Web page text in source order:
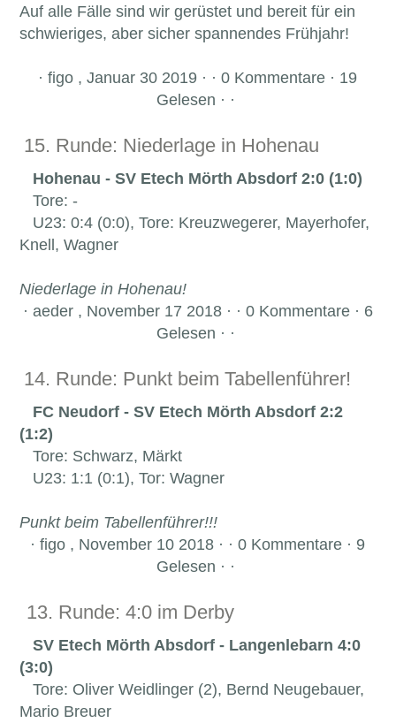
Auf alle Fälle sind wir gerüstet und bereit für ein
schwieriges, aber sicher spannendes Frühjahr!
· figo , Januar 30 2019 · · 0 Kommentare · 19
Gelesen · ·
15. Runde: Niederlage in Hohenau
Hohenau - SV Etech Mörth Absdorf 2:0 (1:0)
Tore: -
U23: 0:4 (0:0), Tore: Kreuzwegerer, Mayerhofer,
Knell, Wagner
Niederlage in Hohenau!
· aeder , November 17 2018 · · 0 Kommentare · 6
Gelesen · ·
14. Runde: Punkt beim Tabellenführer!
FC Neudorf - SV Etech Mörth Absdorf 2:2
(1:2)
Tore: Schwarz, Märkt
U23: 1:1 (0:1), Tor: Wagner
Punkt beim Tabellenführer!!!
· figo , November 10 2018 · · 0 Kommentare · 9
Gelesen · ·
13. Runde: 4:0 im Derby
SV Etech Mörth Absdorf - Langenlebarn 4:0
(3:0)
Tore: Oliver Weidlinger (2), Bernd Neugebauer,
Mario Breuer